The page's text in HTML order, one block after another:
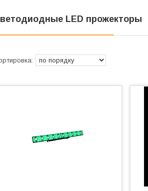
LED прожекторы